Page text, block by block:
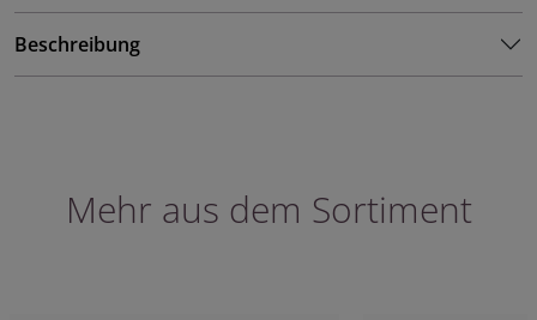
Beschreibung
Mehr aus dem Sortiment